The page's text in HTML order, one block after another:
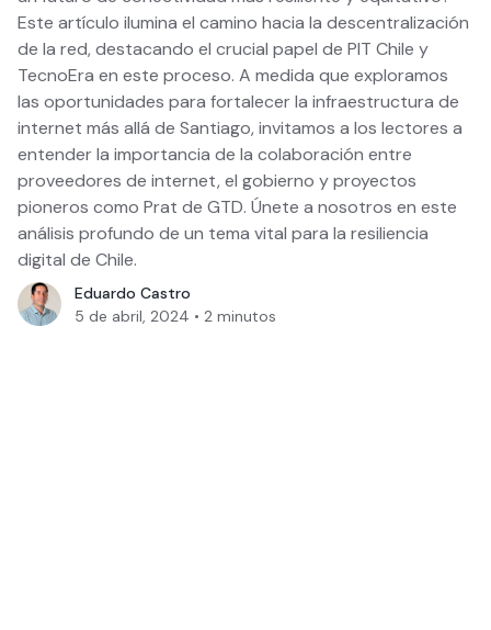
Este artículo ilumina el camino hacia la descentralización
de la red, destacando el crucial papel de PIT Chile y
TecnoEra en este proceso. A medida que exploramos
las oportunidades para fortalecer la infraestructura de
internet más allá de Santiago, invitamos a los lectores a
entender la importancia de la colaboración entre
proveedores de internet, el gobierno y proyectos
pioneros como Prat de GTD. Únete a nosotros en este
análisis profundo de un tema vital para la resiliencia
digital de Chile.
Eduardo Castro
5 de abril, 2024 • 2 minutos